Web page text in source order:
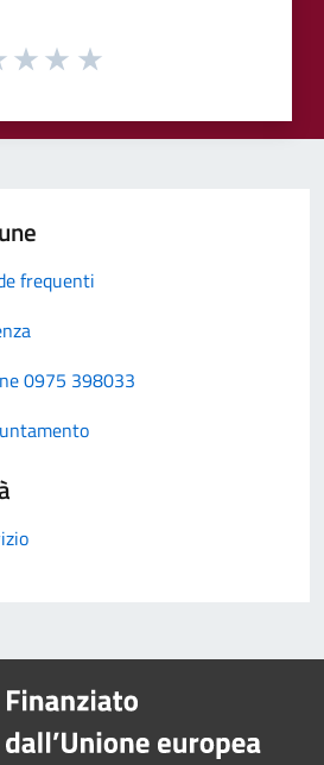
frequenti
0975 398033